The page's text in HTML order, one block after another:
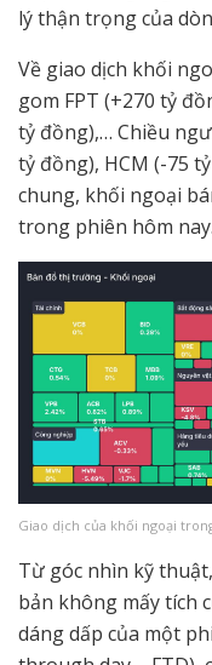
lý thận trọng của
Về giao dịch khối
gom FPT (+270 tỷ
tỷ đồng),… Chiều
tỷ đồng), HCM (-75
chung, khối ngoại
trong phiên hôm nay.
Giao dịch của khối ngoại
Từ góc nhìn kỹ
bản không mấy tích
dáng dấp của một